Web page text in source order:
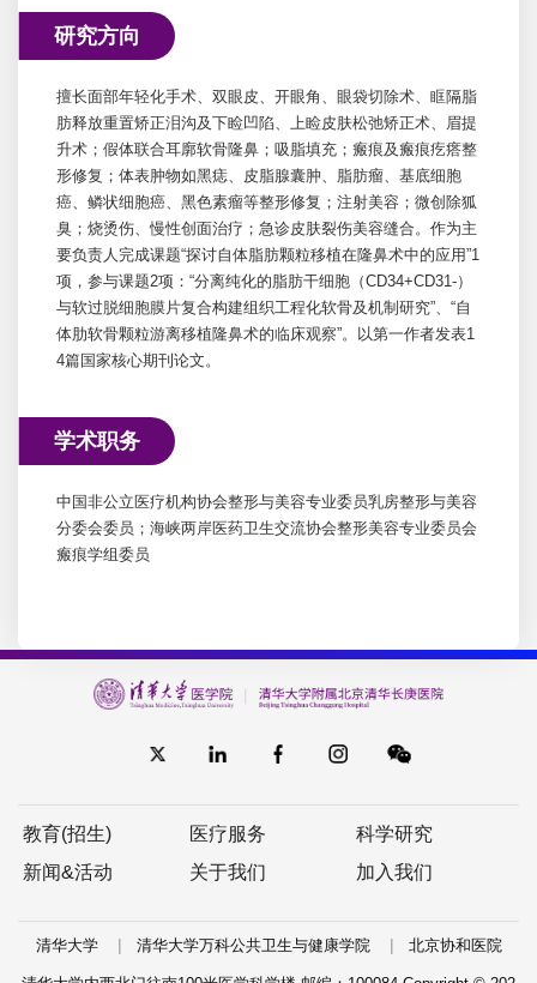
研究方向
擅长面部年轻化手术、双眼皮、开眼角、眼袋切除术、眶隔脂
肪释放重置矫正泪沟及下睑凹陷、上睑皮肤松弛矫正术、眉提
升术；假体联合耳廓软骨隆鼻；吸脂填充；瘢痕及瘢痕疙瘩整
形修复；体表肿物如黑痣、皮脂腺囊肿、脂肪瘤、基底细胞
癌、鳞状细胞癌、黑色素瘤等整形修复；注射美容；微创除狐
臭；烧烫伤、慢性创面治疗；急诊皮肤裂伤美容缝合。作为主
要负责人完成课题“探讨自体脂肪颗粒移植在隆鼻术中的应用”1
项，参与课题2项：“分离纯化的脂肪干细胞（CD34+CD31-）
与软过脱细胞膜片复合构建组织工程化软骨及机制研究”、“自
体肋软骨颗粒游离移植隆鼻术的临床观察”。以第一作者发表1
4篇国家核心期刊论文。
学术职务
中国非公立医疗机构协会整形与美容专业委员乳房整形与美容
分委会委员；海峡两岸医药卫生交流协会整形美容专业委员会
瘢痕学组委员
教育(招生) 医疗服务
科学研究
新闻&活动
关于我们 加入我们
清华大学 | 清华大学万科公共卫生与健康学院 | 北京协和医院